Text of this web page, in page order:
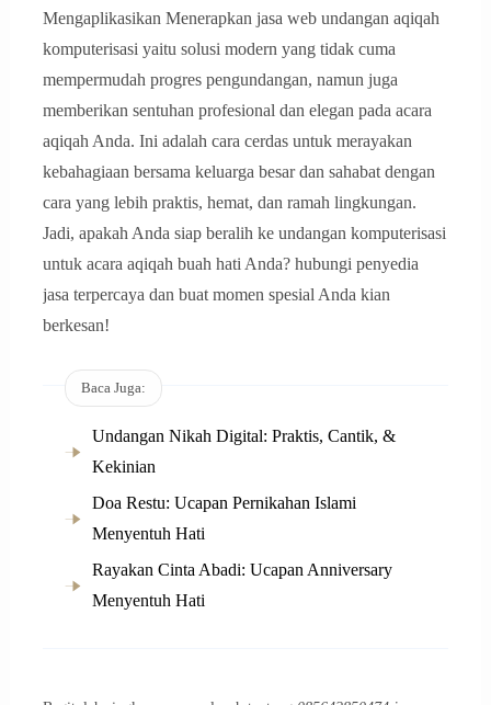
Mengaplikasikan Menerapkan jasa web undangan aqiqah
komputerisasi yaitu solusi modern yang tidak cuma
mempermudah progres pengundangan, namun juga
memberikan sentuhan profesional dan elegan pada acara
aqiqah Anda. Ini adalah cara cerdas untuk merayakan
kebahagiaan bersama keluarga besar dan sahabat dengan
cara yang lebih praktis, hemat, dan ramah lingkungan.
Jadi, apakah Anda siap beralih ke undangan komputerisasi
untuk acara aqiqah buah hati Anda? hubungi penyedia
jasa terpercaya dan buat momen spesial Anda kian
berkesan!
Baca Juga:
Undangan Nikah Digital: Praktis, Cantik, &
Kekinian
Doa Restu: Ucapan Pernikahan Islami
Menyentuh Hati
Rayakan Cinta Abadi: Ucapan Anniversary
Menyentuh Hati